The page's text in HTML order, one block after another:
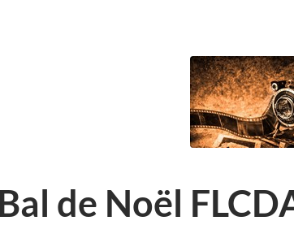
Bal de Noël